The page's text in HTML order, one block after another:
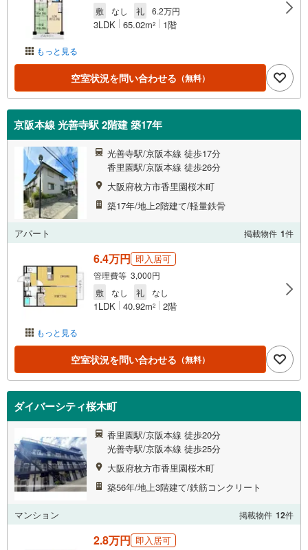
もっと見る
敷
なし 礼 6.2万円
3LDK 65.02m2 1階
空室状況を問い合わせる （無料）
京阪本線 光善寺駅 2階建 築17年
光善寺駅/京阪本線 徒歩17分
香里園駅/京阪本線 徒歩26分
大阪府枚方市香里園桜木町
築17年/地上2階建て/軽量鉄骨
アパート 掲載物件 1件
もっと見る
6.4万円 即入居可
管理費等 3,000円
敷
なし 礼 なし
1LDK 40.92m2 2階
空室状況を問い合わせる （無料）
ダイバーシティ桜木町
香里園駅/京阪本線 徒歩20分
光善寺駅/京阪本線 徒歩25分
大阪府枚方市香里園桜木町
築56年/地上3階建て/鉄筋コンクリート
マンション 掲載物件 12件
2.8万円 即入居可